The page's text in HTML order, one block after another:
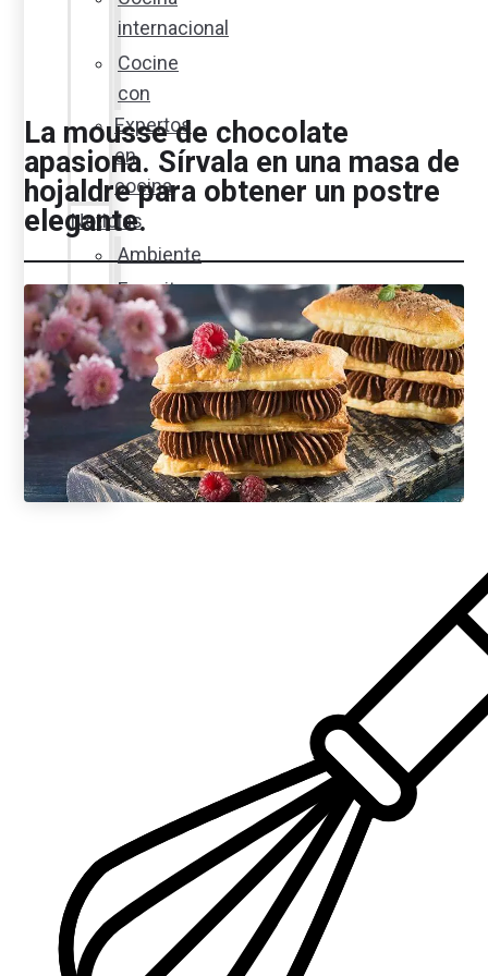
internacional
Cocine
con
Expertos
en
cocina
Noticias
Ambiente
Favorita
en
acción
Corporativo
Emprendimiento
Maxi
Guía
La mousse de chocolate
apasiona. Sírvala en una masa de
hojaldre para obtener un postre
elegante.